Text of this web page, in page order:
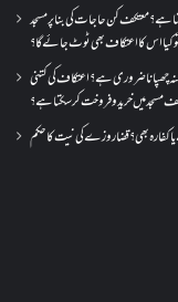
کن حاجات کی بنا پر مسجد
اس کا اعتکاف بھی ٹوٹ جائے گا؟
چھپانا ضروری ہے؟اعتکاف کی کتنی
مسجد میں خرید و فروخت کر سکتا ہے؟
بھی؟ قضا روزے کی نیت کا حکم